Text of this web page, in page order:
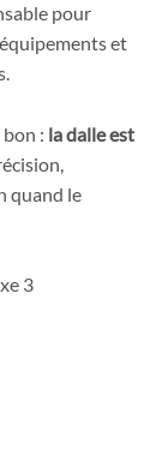
pour
et
: la dalle est
quand le